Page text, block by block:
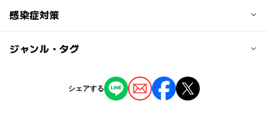
子供の料金
ママスマイルのご利用がはじめての方は、登録料100円が
別途必要です。
感染症対策
当イベントでは以下の感染予防対策を実施しています。
・事前検温
ジャンル・タグ
シェアする